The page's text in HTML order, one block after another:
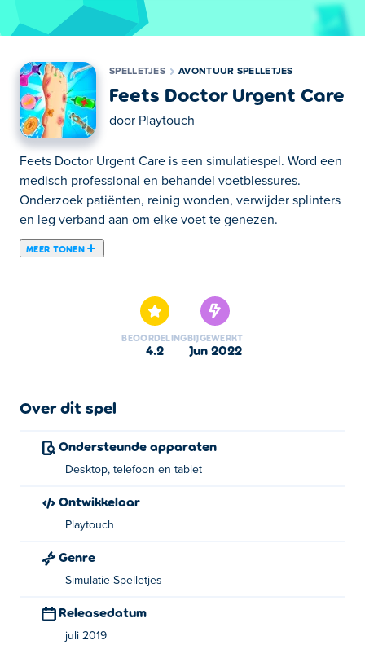
SPELLETJES AVONTUUR SPELLETJES
Feets Doctor Urgent Care
door Playtouch
Feets Doctor Urgent Care is een simulatiespel. Word een
medisch professional en behandel voetblessures.
Onderzoek patiënten, reinig wonden, verwijder splinters
en leg verband aan om elke voet te genezen.
MEER TONEN
BEOORDELING
4.2
BIJGEWERKT
jun 2022
Over dit spel
Ondersteunde apparaten
Desktop, telefoon en tablet
Ontwikkelaar
Playtouch
Genre
Simulatie Spelletjes
Releasedatum
juli 2019